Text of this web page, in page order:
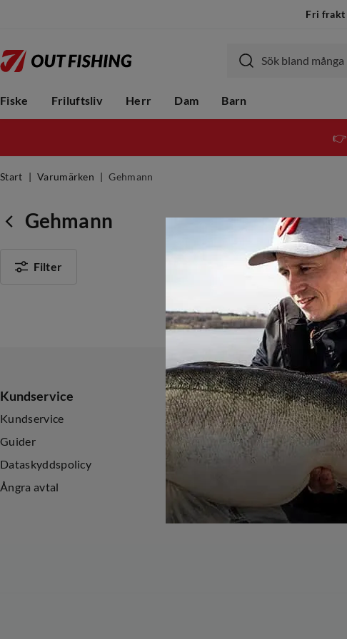
Fri frakt
Fiske Friluftsliv Herr Dam Barn
👉
Start Varumärken Gehmann
Gehmann
Filter
Kundservice
Kundservice
Guider
Dataskyddspolicy
Ångra avtal
Sortiment
Nyheter
Kampanjer